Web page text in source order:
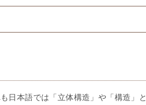
日本語では「立体構造」や「構造」と